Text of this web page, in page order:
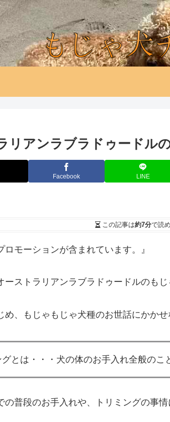
リアンラブラドゥードル
Facebook LINE
この記事は約7分で読
ロモーションが含まれています。』
ーストラリアンラブラドゥードルのもじ
め、もじゃもじゃ犬種のお世話にかか
グとは・・・犬の体のお手入れ全般のこ
の普段のお手入れや、トリミングの事情